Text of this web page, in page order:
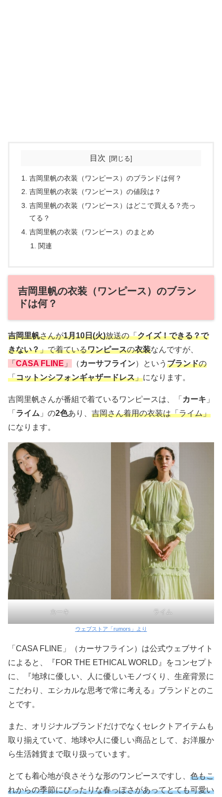
目次
吉岡里帆の衣装（ワンピース）のブランドは何？
吉岡里帆の衣装（ワンピース）の値段は？
吉岡里帆の衣装（ワンピース）はどこで買える？売っ
てる？
吉岡里帆の衣装（ワンピース）のまとめ
関連
吉岡里帆の衣装（ワンピース）のブラン
ドは何？
吉岡里帆さんが1月10日(火)放送の「クイズ！できる？で
きない？」で着ているワンピースの衣装なんですが、
「 CASA FLINE 」 （ カーサフライン）という ブランドの
「コットンシフォンギャザードレス」になります。
吉岡里帆さんが番組で着ているワンピースは、「 カーキ 」
「 ライム 」の2色あり、 吉岡さん着用の衣装は「ライム」
になります。
カーキ ライム
ウェブストア「rumors」より
「CASA FLINE」（カーサフライン）は公式ウェブサイト
によると、『FOR THE ETHICAL WORLD』をコンセプト
に、『地球に優しい、人に優しいモノづくり、生産背景に
こだわり、エシカルな思考で常に考える』ブランドとのこ
とです。
また、オリジナルブランドだけでなくセレクトアイテムも
取り揃えていて、地球や人に優しい商品として、お洋服か
ら生活雑貨まで取り扱っています。
とても着心地が良さそうな形のワンピースですし、 色もこ
れからの季節にぴったりな春っぽさがあってとても可愛い